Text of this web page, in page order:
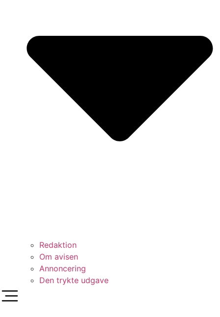
Redaktion
Om avisen
Annoncering
Den trykte udgave